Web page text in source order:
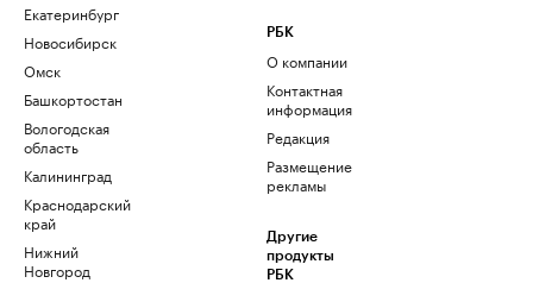
Екатеринбург
Новосибирск
Омск
Башкортостан
Вологодская
область
Калининград
Краснодарский
край
Нижний
Новгород
РБК
О компании
Контактная
информация
Редакция
Размещение
рекламы
Другие
продукты
РБК